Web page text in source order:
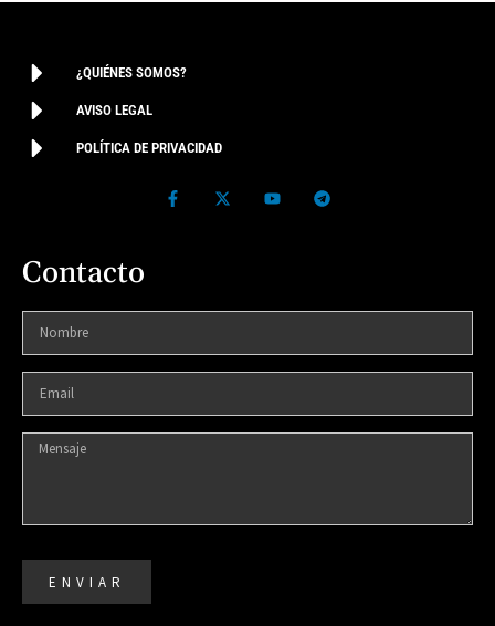
¿QUIÉNES SOMOS?
AVISO LEGAL
POLÍTICA DE PRIVACIDAD
Contacto
ENVIAR